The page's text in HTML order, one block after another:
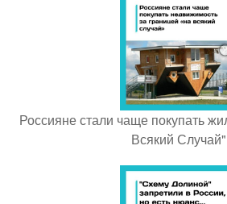
Россияне стали чаще покупать
Всякий